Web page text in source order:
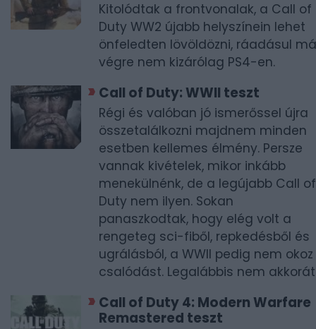
Kitolódtak a frontvonalak, a Call of
Duty WW2 újabb helyszínein lehet
önfeledten lövöldözni, ráadásul
végre nem kizárólag PS4-en.
Call of Duty: WWII teszt
Régi és valóban jó ismerőssel újra
összetalálkozni majdnem minden
esetben kellemes élmény. Persze
vannak kivételek, mikor inkább
menekülnénk, de a legújabb Call of
Duty nem ilyen. Sokan
panaszkodtak, hogy elég volt a
rengeteg sci-fiből, repkedésből és
ugrálásból, a WWII pedig nem okoz
csalódást. Legalábbis nem
Call of Duty 4: Modern Warfare
Remastered teszt